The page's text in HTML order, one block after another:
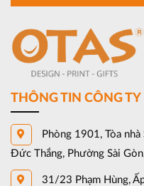
THÔNG TIN CÔNG TY
Phòng 1901, Tòa nhà
Đức Thắng, Phường Sài
31/23 Phạm Hùng,